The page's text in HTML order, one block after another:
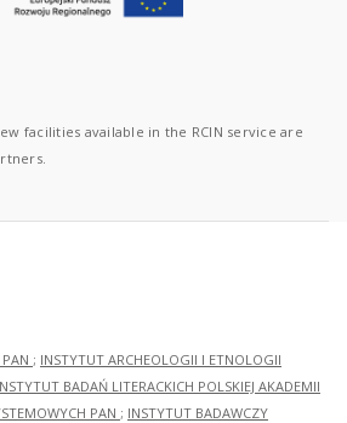
facilities available in the RCIN service are
; INSTYTUT ARCHEOLOGII I ETNOLOGII
BADAŃ LITERACKICH POLSKIEJ AKADEMII
PAN ; INSTYTUT BADAWCZY